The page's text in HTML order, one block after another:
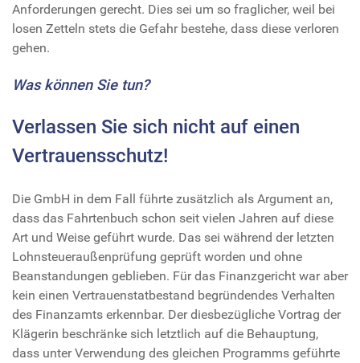
Anforderungen gerecht. Dies sei um so fraglicher, weil bei
losen Zetteln stets die Gefahr bestehe, dass diese verloren
gehen.
Was können Sie tun?
Verlassen Sie sich nicht auf einen
Vertrauensschutz!
Die GmbH in dem Fall führte zusätzlich als Argument an,
dass das Fahrtenbuch schon seit vielen Jahren auf diese
Art und Weise geführt wurde. Das sei während der letzten
Lohnsteueraußenprüfung geprüft worden und ohne
Beanstandungen geblieben. Für das Finanzgericht war aber
kein einen Vertrauenstatbestand begründendes Verhalten
des Finanzamts erkennbar. Der diesbezügliche Vortrag der
Klägerin beschränke sich letztlich auf die Behauptung,
dass unter Verwendung des gleichen Programms geführte